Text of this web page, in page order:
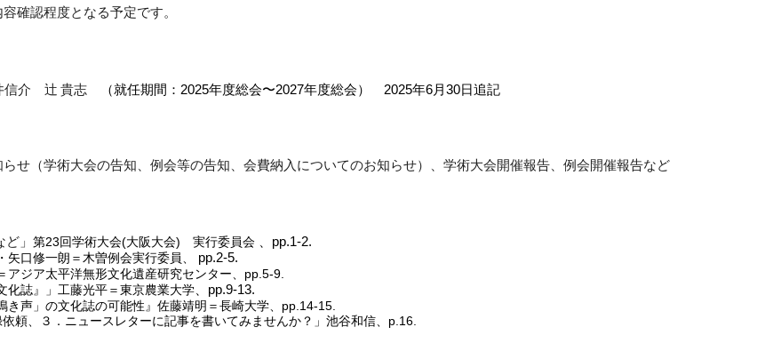
確認程度となる予定です。
信介 辻 貴志（就任期間：2025年度総会〜2027年度総会） 2025年6月30日追記
せ（学術大会の告知、例会等の告知、会費納入についてのお知らせ）、学術大会開催報告、例会開催報告など
」 第23回学術大会(大阪大会) 実行委員会、pp.1-2.
口修一朗＝木曽例会実行委員、
pp.2-5.
アジア太平洋無形文化遺産研究センター、pp.5-9.
誌』」 工藤光平＝東京農業大学、pp.9-13.
き声」の文化誌の可能性』佐藤靖明＝長崎大学、pp.14-15.
頼、３．ニュースレターに記事を書いてみませんか？」池谷和信、p.16.